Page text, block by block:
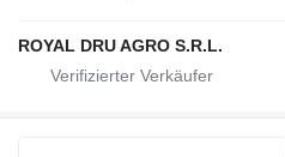
ROYAL DRU AGRO S.R.L.